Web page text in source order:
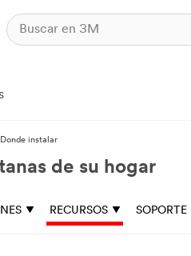
Donde instalar
de su hogar
RECURSOS SOPORTE